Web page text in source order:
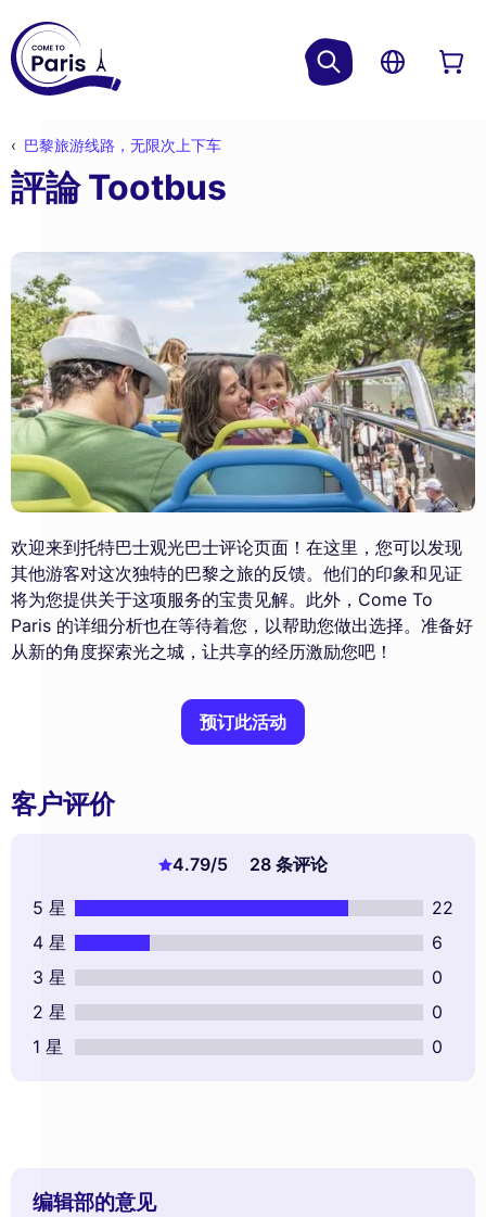
巴黎旅游线路，无限次上下车
評論 Tootbus
欢迎来到托特巴士观光巴士评论页面！在这里，您可以发现
其他游客对这次独特的巴黎之旅的反馈。他们的印象和见证
将为您提供关于这项服务的宝贵见解。此外，Come To
Paris 的详细分析也在等待着您，以帮助您做出选择。准备好
从新的角度探索光之城，让共享的经历激励您吧！
预订此活动
客户评价
4.79/5
28 条评论
5 星
22
4 星
6
3 星
0
2 星
0
1 星
0
编辑部的意见